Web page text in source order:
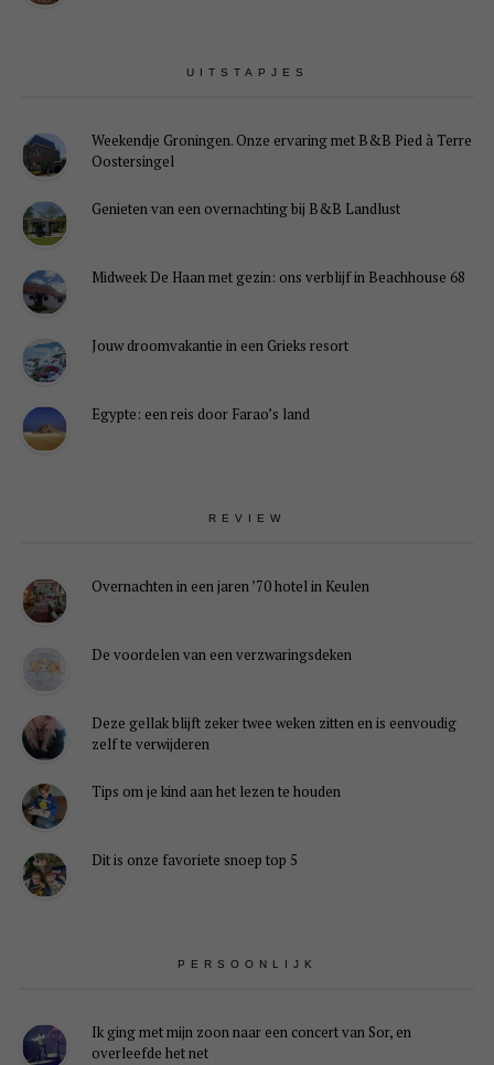
UITSTAPJES
Weekendje Groningen. Onze ervaring met B&B Pied à Terre
Oostersingel
Genieten van een overnachting bij B&B Landlust
Midweek De Haan met gezin: ons verblijf in Beachhouse 68
Jouw droomvakantie in een Grieks resort
Egypte: een reis door Farao’s land
REVIEW
Overnachten in een jaren ’70 hotel in Keulen
De voordelen van een verzwaringsdeken
Deze gellak blijft zeker twee weken zitten en is eenvoudig
zelf te verwijderen
Tips om je kind aan het lezen te houden
Dit is onze favoriete snoep top 5
PERSOONLIJK
Ik ging met mijn zoon naar een concert van Sor, en
overleefde het net